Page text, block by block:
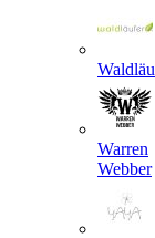
Warren
Webber